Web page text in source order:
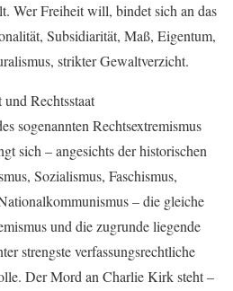
Wer Freiheit will, bindet sich an das
Subsidiarität, Maß, Eigentum,
strikter Gewaltverzicht.
Rechtsstaat
sogenannten Rechtsextremismus
sich – angesichts der historischen
Sozialismus, Faschismus,
– die gleiche
und die zugrunde liegende
strengste verfassungsrechtliche
Der Mord an Charlie Kirk steht –